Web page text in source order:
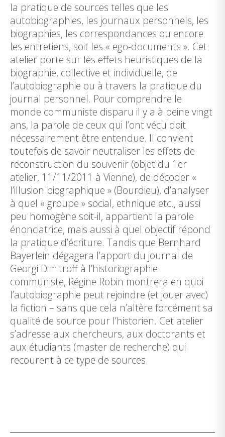
la pratique de sources telles que les
autobiographies, les journaux personnels, les
biographies, les correspondances ou encore
les entretiens, soit les « ego-documents ». Cet
atelier porte sur les effets heuristiques de la
biographie, collective et individuelle, de
l’autobiographie ou à travers la pratique du
journal personnel. Pour comprendre le
monde communiste disparu il y a à peine vingt
ans, la parole de ceux qui l’ont vécu doit
nécessairement être entendue. Il convient
toutefois de savoir neutraliser les effets de
reconstruction du souvenir (objet du 1er
atelier, 11/11/2011 à Vienne), de décoder «
l’illusion biographique » (Bourdieu), d’analyser
à quel « groupe » social, ethnique etc., aussi
peu homogène soit-il, appartient la parole
énonciatrice, mais aussi à quel objectif répond
la pratique d’écriture. Tandis que Bernhard
Bayerlein dégagera l’apport du journal de
Georgi Dimitroff à l’historiographie
communiste, Régine Robin montrera en quoi
l’autobiographie peut rejoindre (et jouer avec)
la fiction – sans que cela n’altère forcément sa
qualité de source pour l’historien. Cet atelier
s’adresse aux chercheurs, aux doctorants et
aux étudiants (master de recherche) qui
recourent à ce type de sources.